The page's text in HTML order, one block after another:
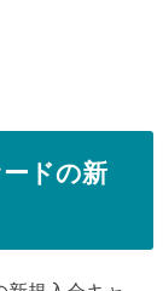
ドの新